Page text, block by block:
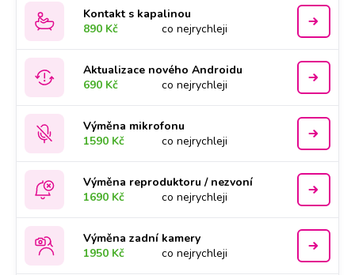
Kontakt s kapalinou
890 Kč
co nejrychleji
Aktualizace nového Androidu
690 Kč
co nejrychleji
Výměna mikrofonu
1590 Kč
co nejrychleji
Výměna reproduktoru / nezvoní
1690 Kč
co nejrychleji
Výměna zadní kamery
1950 Kč
co nejrychleji